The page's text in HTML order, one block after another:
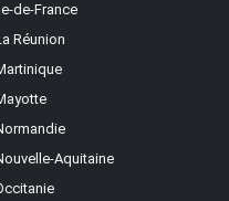
de-France
Réunion
Aquitaine